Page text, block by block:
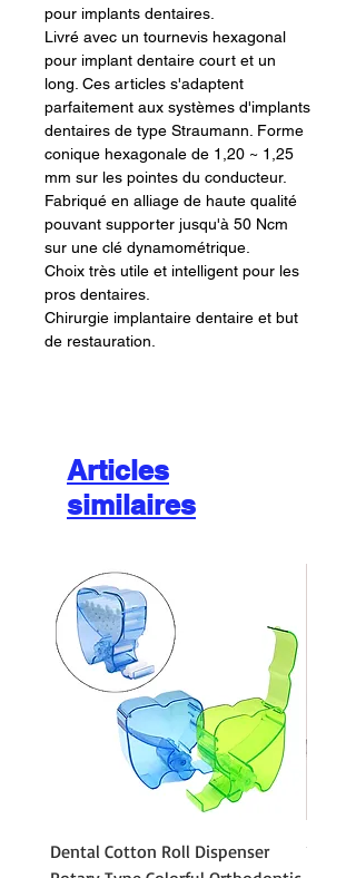
pour implants dentaires.
Livré avec un tournevis hexagonal
pour implant dentaire court et un
long. Ces articles s'adaptent
parfaitement aux systèmes d'implants
dentaires de type Straumann. Forme
conique hexagonale de 1,20 ~ 1,25
mm sur les pointes du conducteur.
Fabriqué en alliage de haute qualité
pouvant supporter jusqu'à 50 Ncm
sur une clé dynamométrique.
Choix très utile et intelligent pour les
pros dentaires.
Chirurgie implantaire dentaire et but
de restauration.
Articles
similaires
Dental Cotton Roll Dispenser